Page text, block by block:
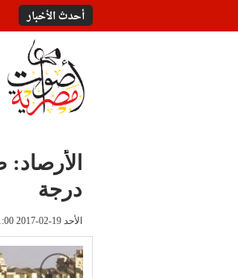
أحدث الأخبار
درجة
الأحد 19-02-2017 PM 01:00